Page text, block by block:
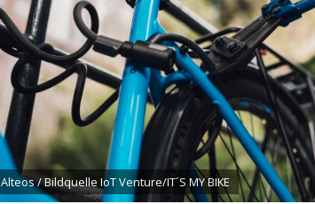
Alteos / Bildquelle IoT Venture/IT´S MY BIKE